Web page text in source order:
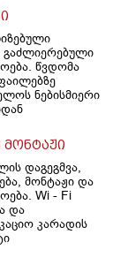
გაძლიერებული
წვდომა
ნებისმიერი
დაგეგმვა,
მონტაჟი და
Wi - Fi
და
კარადის